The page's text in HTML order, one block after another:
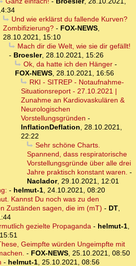
Und wie erklärst du fallende Kurven?
Zombifizierung? - FOX-NEWS,
28.10.2021, 15:10
Mach dir die Welt, wie sie dir gefällt!
- Broesler, 28.10.2021, 15:26
Ok, da hatte ich den Hänger-
FOX-NEWS, 28.10.2021, 16:56
RKI - SITREP - Notaufnahme-
Situationsreport - 27.10.2021 |
Zunahme an Kardiovaskulären &
Neurologischen
Vorstellungsgründen -
InflationDeflation, 28.10.2021,
22:22
Sehr schöne Charts.
Spannend, dass respiratorische
Vorstellungsgründe über alle drei
Jahre praktisch konstant waren. -
Naclador, 29.10.2021, 12:01
- helmut-1, 24.10.2021, 08:20
Kannst Du noch was zu den
Zuständen sagen, die im (mT) - DT,
gezielte Propaganda- helmut-1,
Geimpfte würden Ungeimpfte mit
- FOX-NEWS, 25.10.2021, 08:50
- helmut-1, 25.10.2021, 08:56